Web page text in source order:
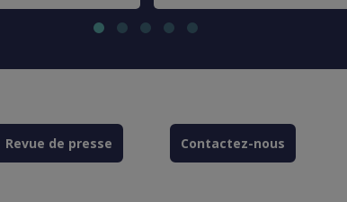
Revue de presse Contactez-nous